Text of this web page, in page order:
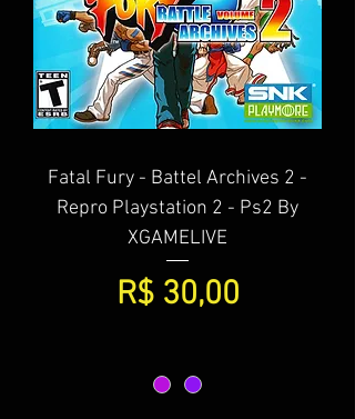
Fatal Fury - Battel Archives 2 -
Repro Playstation 2 - Ps2 By
XGAMELIVE
Preço
R$ 30,00